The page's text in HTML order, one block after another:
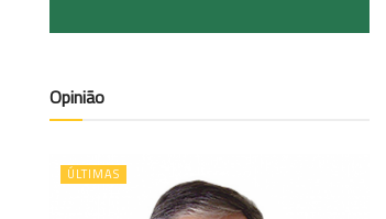
Opinião
ÚLTIMAS